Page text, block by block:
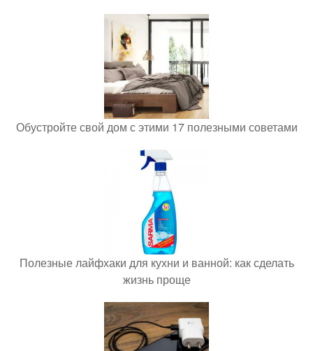
Обустройте свой дом с этими 17 полезными советами
Полезные лайфхаки для кухни и ванной: как сделать
жизнь проще